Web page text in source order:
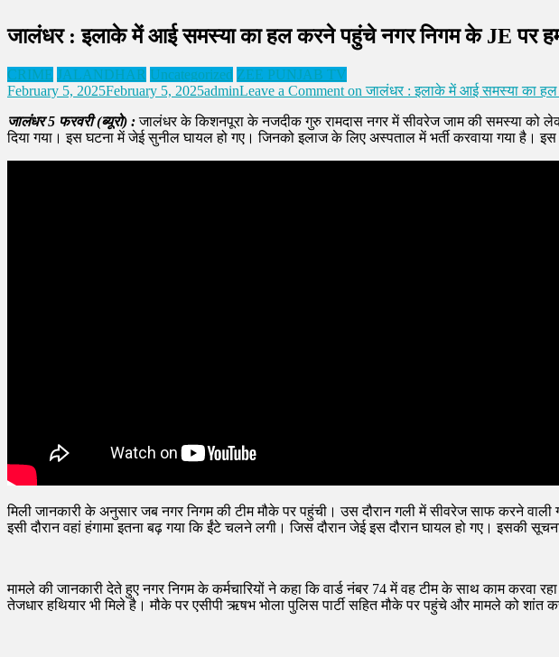
जालंधर : इलाके में आई समस्या का हल करने पहुंचे नगर निगम के JE पर
CRIME JALANDHAR Uncategorized ZEE PUNJAB TV
February 5, 2025February 5, 2025adminLeave a Comment on जालंधर : इलाके में आई समस्या का हल
जालंधर 5 फरवरी (ब्यूरो) :जालंधर के किशनपूरा के नजदीक गुरु रामदास नगर में सीवरेज जाम की समस्या को
दिया गया। इस घटना में जेई सुनील घायल हो गए। जिनको इलाज के लिए अस्पताल में भर्ती करवाया गया है।
मिली जानकारी के अनुसार जब नगर निगम की टीम मौके पर पहुंची। उस दौरान गली में सीवरेज साफ करने
इसी दौरान वहां हंगामा इतना बढ़ गया कि ईंटे चलने लगी। जिस दौरान जेई इस दौरान घायल हो गए। इसकी
मामले की जानकारी देते हुए नगर निगम के कर्मचारियों ने कहा कि वार्ड नंबर 74 में वह टीम के साथ काम करवा
तेजधार हथियार भी मिले है। मौके पर एसीपी ऋषभ भोला पुलिस पार्टी सहित मौके पर पहुंचे और मामले को शांत